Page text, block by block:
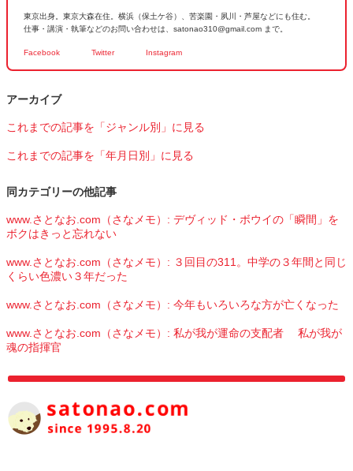
東京出身。東京大森在住。横浜（保土ケ谷）、苦楽園・夙川・芦屋などにも住む。
仕事・講演・執筆などのお問い合わせは、satonao310@gmail.com まで。
Facebook Twitter Instagram
アーカイブ
これまでの記事を「ジャンル別」に見る
これまでの記事を「年月日別」に見る
同カテゴリーの他記事
www.さとなお.com（さなメモ）: デヴィッド・ボウイの「瞬間」を
ボクはきっと忘れない
www.さとなお.com（さなメモ）: ３回目の311。中学の３年間と同じ
くらい色濃い３年だった
www.さとなお.com（さなメモ）: 今年もいろいろな方が亡くなった
www.さとなお.com（さなメモ）: 私が我が運命の支配者 私が我が
魂の指揮官